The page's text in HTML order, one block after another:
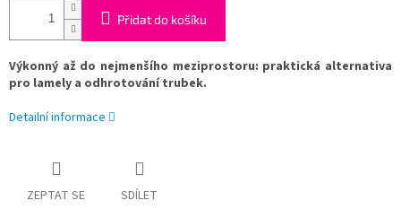
Přidat do košíku
Výkonný až do nejmenšího meziprostoru: praktická alternativa
pro lamely a odhrotování trubek.
Detailní informace
ZEPTAT SE SDÍLET